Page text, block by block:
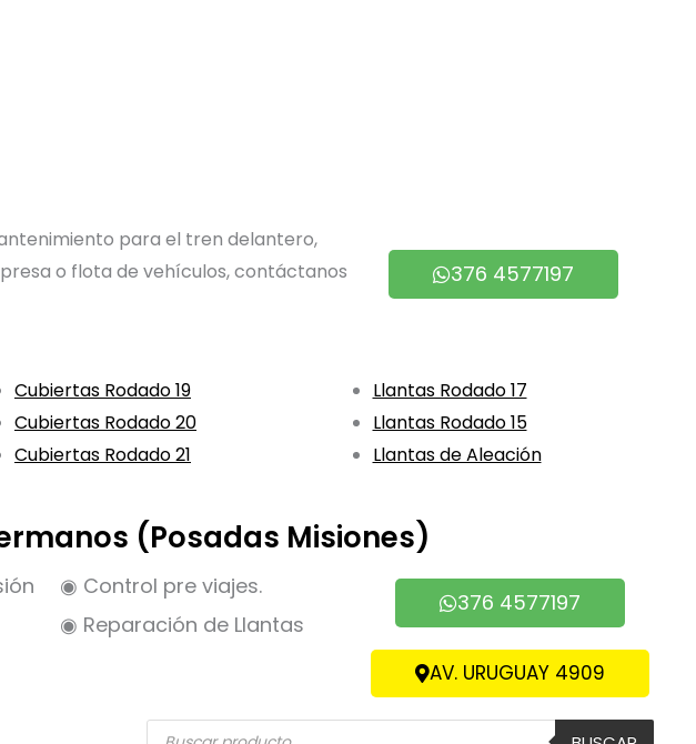
para el tren delantero,
o flota de vehículos, contáctanos
376 4577197
Cubiertas Rodado 19
Cubiertas Rodado 20
Cubiertas Rodado 21
Llantas Rodado 17
Llantas Rodado 15
Llantas de Aleación
(Posadas Misiones)
◉ Control pre viajes.
◉ Reparación de Llantas
376 4577197
AV. URUGUAY 4909
Búsqueda